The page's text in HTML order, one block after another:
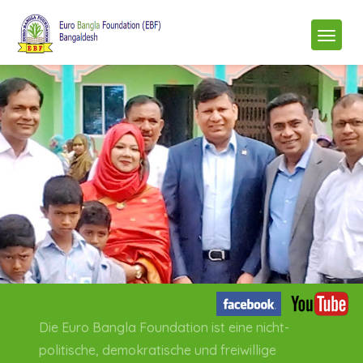
Die Euro Bangla Foundation ist eine nicht-
politische, demokratische und freiwillige